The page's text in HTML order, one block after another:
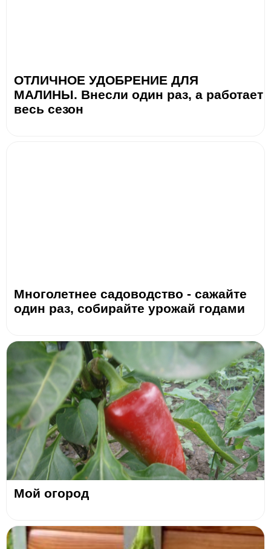
ОТЛИЧНОЕ УДОБРЕНИЕ ДЛЯ
МАЛИНЫ. Внесли один раз, а работает
весь сезон
Многолетнее садоводство - сажайте
один раз, собирайте урожай годами
Мой огород